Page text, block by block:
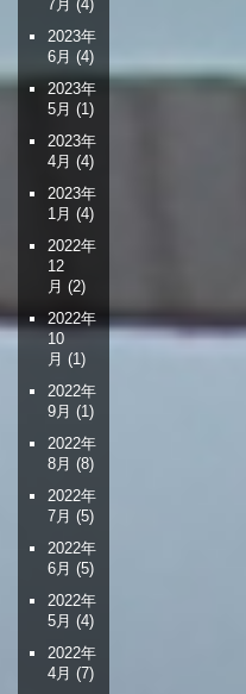
7月 (4)
2023年
6月 (4)
2023年
5月 (1)
2023年
4月 (4)
2023年
1月 (4)
2022年
12
月 (2)
2022年
10
月 (1)
2022年
9月 (1)
2022年
8月 (8)
2022年
7月 (5)
2022年
6月 (5)
2022年
5月 (4)
2022年
4月 (7)